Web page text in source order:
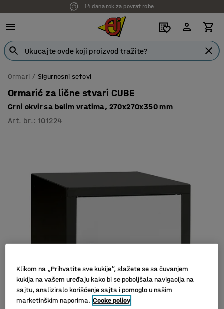
14 dana rok za povrat robe
Ormari Sigurnosni sefovi
Ormarić za lične stvari CUBE
Crni okvir sa belim vratima, 270x270x350 mm
Art. br. :101224
Klikom na „Prihvatite sve kukije“, slažete se sa čuvanjem
kukija na vašem uređaju kako bi se poboljšala navigacija na
sajtu, analiziralo korišćenje sajta i pomoglo u našim
marketinškim naporima. Cooke policy